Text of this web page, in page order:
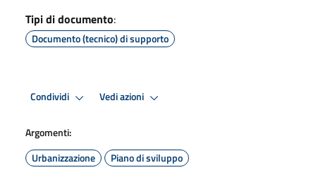
Tipi di documento:
Documento (tecnico) di supporto
Condividi Vedi azioni
Argomenti:
Urbanizzazione
Piano di sviluppo